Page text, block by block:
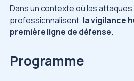
Dans un contexte où les
professionnalisent, la vigilance
première ligne de défense.
Programme